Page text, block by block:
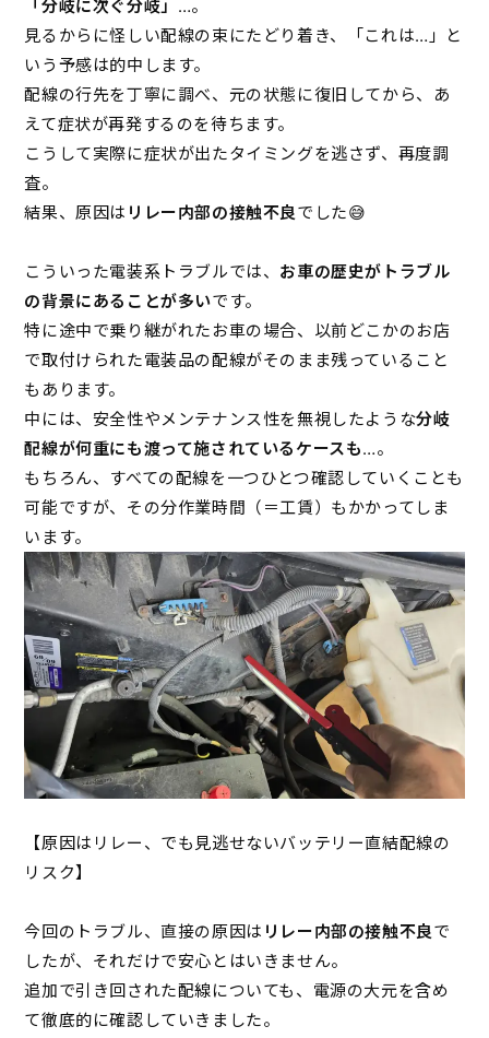
「分岐に次ぐ分岐」 …。
見るからに怪しい配線の束にたどり着き、「これは…」と
いう予感は的中します。
配線の行先を丁寧に調べ、元の状態に復旧してから、あ
えて症状が再発するのを待ちます。
こうして実際に症状が出たタイミングを逃さず、再度調
査。
結果、原因は リレー内部の接触不良でした😅
こういった電装系トラブルでは、 お車の歴史がトラブル
の背景にあることが多いです。
特に途中で乗り継がれたお車の場合、以前どこかのお店
で取付けられた電装品の配線がそのまま残っていること
もあります。
中には、安全性やメンテナンス性を無視したような分岐
配線が何重にも渡って施されているケースも…。
もちろん、すべての配線を一つひとつ確認していくことも
可能ですが、その分作業時間（＝工賃）もかかってしま
います。
【原因はリレー、でも見逃せないバッテリー直結配線の
リスク】
今回のトラブル、直接の原因は リレー内部の接触不良で
したが、それだけで安心とはいきません。
追加で引き回された配線についても、電源の大元を含め
て徹底的に確認していきました。